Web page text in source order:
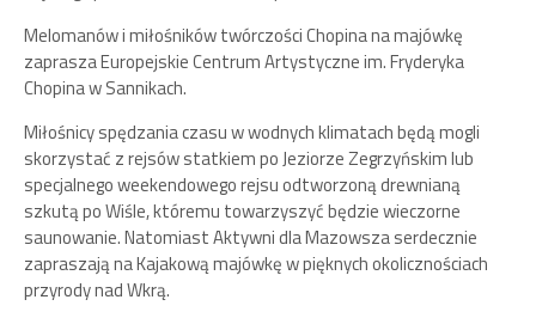
Melomanów i miłośników twórczości Chopina na majówkę
zaprasza Europejskie Centrum Artystyczne im. Fryderyka
Chopina w Sannikach.
Miłośnicy spędzania czasu w wodnych klimatach będą mogli
skorzystać z rejsów statkiem po Jeziorze Zegrzyńskim lub
specjalnego weekendowego rejsu odtworzoną drewnianą
szkutą po Wiśle, któremu towarzyszyć będzie wieczorne
saunowanie. Natomiast Aktywni dla Mazowsza serdecznie
zapraszają na Kajakową majówkę w pięknych okolicznościach
przyrody nad Wkrą.